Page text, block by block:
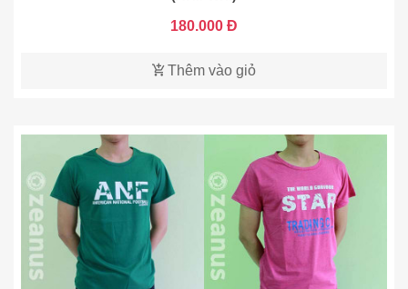
180.000 Đ
Thêm vào giỏ